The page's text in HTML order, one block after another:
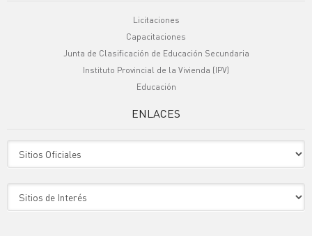
Licitaciones
Capacitaciones
Junta de Clasificación de Educación Secundaria
Instituto Provincial de la Vivienda (IPV)
Educación
ENLACES